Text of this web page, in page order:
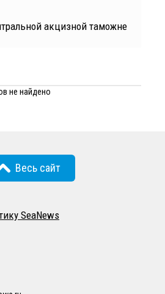
акцизной таможне
не найдено
Весь сайт
SeaNews